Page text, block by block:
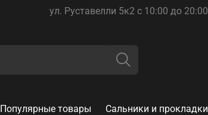
ул. Руставелли 5к2 с 10:00 до 20:00
Популярные товары Сальники и прокладки